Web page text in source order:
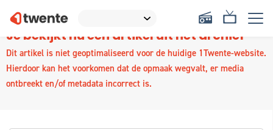
Je bekijkt nu een artikel uit het archief
Dit artikel is niet geoptimaliseerd voor de huidige 1Twente-website.
Hierdoor kan het voorkomen dat de opmaak wegvalt, er media
ontbreekt en/of metadata incorrect is.